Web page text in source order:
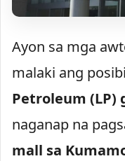
Ayon sa mga
malaki ang
Petroleum (LP)
naganap na
mall sa